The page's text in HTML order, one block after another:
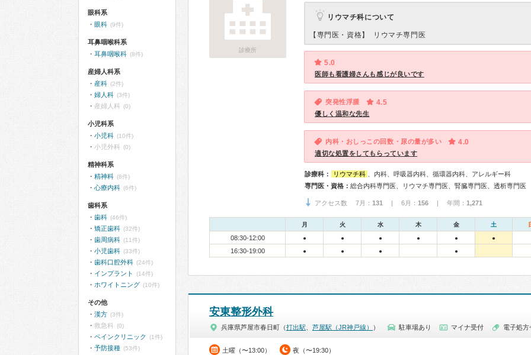
診療所
リウマチ科について
【専門医・資格】 リウマチ専門医
5.0
医師も看護婦さんも感じが良いです
突発性浮腫 4.5
優しく温和な先生
内科・おしっこの回数・尿の量が多い 4.0
適切な処置をしてもらっています
診療科： リウマチ科
、内科、呼吸器内科、循環器内科、アレルギー科
専門医・資格： 総合内科専門医、リウマチ専門医、腎臓専門医、透析専門医
アクセス数 7月： 131 | 6月： 156 | 年間： 1,271
月 火 水 木 金 土
08:30-12:00 ● ● ● ● ● ●
16:30-19:00 ● ● ● ●
安東整形外科
兵庫県芦屋市春日町（打出駅 芦屋駅（JR神戸線） ） 駐車場あり マイナ受付 電子処方
土曜（〜13:00） 夜（〜19:30）
眼科系
眼科 (9件)
耳鼻咽喉科系
耳鼻咽喉科 (8件)
産婦人科系
産科 (2件)
婦人科 (3件)
産婦人科 (0)
小児科系
小児科 (10件)
小児外科 (0)
精神科系
精神科 (8件)
心療内科 (6件)
歯科系
歯科 (46件)
矯正歯科 (32件)
歯周病科 (11件)
小児歯科 (33件)
歯科口腔外科 (24件)
インプラント (14件)
ホワイトニング (10件)
その他
漢方 (3件)
救急科 (0)
ペインクリニック (1件)
予防接種 (53件)